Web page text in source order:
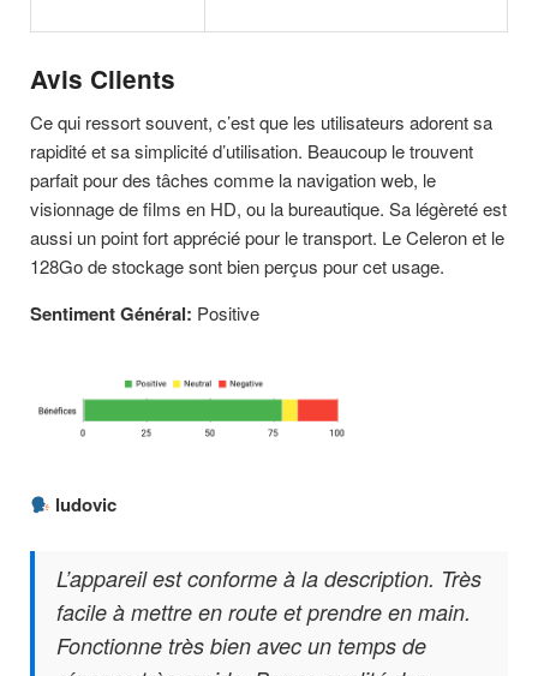
Avis Clients
Ce qui ressort souvent, c’est que les utilisateurs adorent sa
rapidité et sa simplicité d’utilisation. Beaucoup le trouvent
parfait pour des tâches comme la navigation web, le
visionnage de films en HD, ou la bureautique. Sa légèreté est
aussi un point fort apprécié pour le transport. Le Celeron et le
128Go de stockage sont bien perçus pour cet usage.
Sentiment Général: Positive
ludovic
L’appareil est conforme à la description. Très
facile à mettre en route et prendre en main.
Fonctionne très bien avec un temps de